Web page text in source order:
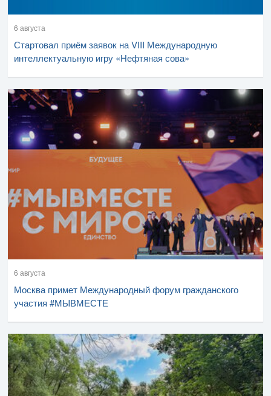
6 августа
Стартовал приём заявок на VIII Международную
интеллектуальную игру «Нефтяная сова»
6 августа
Москва примет Международный форум гражданского
участия #МЫВМЕСТЕ